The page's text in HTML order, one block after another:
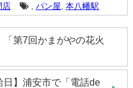
店 , パン屋 本八幡駅
第7回かまがやの花火
日】浦安市で「電話de